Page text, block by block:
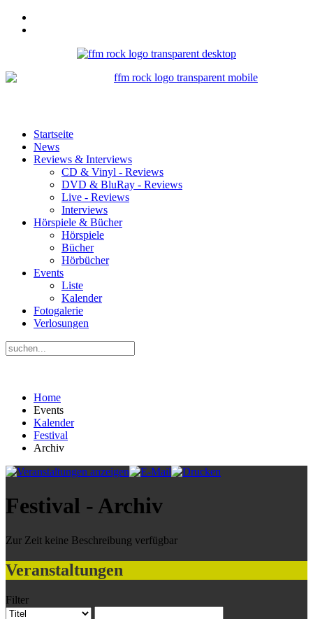
Startseite
News
Reviews & Interviews
CD & Vinyl - Reviews
DVD & BluRay - Reviews
Live - Reviews
Interviews
Hörspiele & Bücher
Hörspiele
Bücher
Hörbücher
Events
Liste
Kalender
Fotogalerie
Verlosungen
Home
Events
Kalender
Festival
Archiv
Festival - Archiv
Zur Zeit keine Beschreibung verfügbar
Veranstaltungen
Filter